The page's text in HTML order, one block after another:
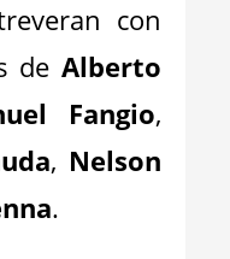
con
de Alberto
Fangio,
, Nelson
.